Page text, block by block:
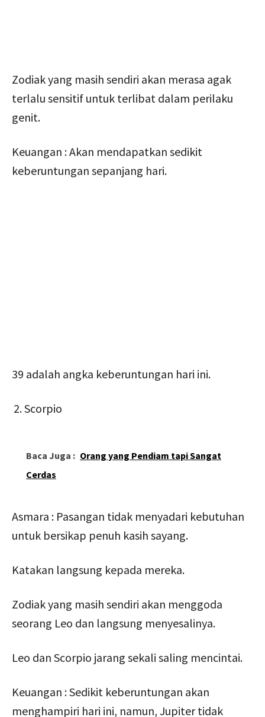
Zodiak yang masih sendiri akan merasa agak
terlalu sensitif untuk terlibat dalam perilaku
genit.
Keuangan : Akan mendapatkan sedikit
keberuntungan sepanjang hari.
39 adalah angka keberuntungan hari ini.
Scorpio
Baca Juga : Orang yang Pendiam tapi Sangat
Cerdas
Asmara : Pasangan tidak menyadari kebutuhan
untuk bersikap penuh kasih sayang.
Katakan langsung kepada mereka.
Zodiak yang masih sendiri akan menggoda
seorang Leo dan langsung menyesalinya.
Leo dan Scorpio jarang sekali saling mencintai.
Keuangan : Sedikit keberuntungan akan
menghampiri hari ini, namun, Jupiter tidak